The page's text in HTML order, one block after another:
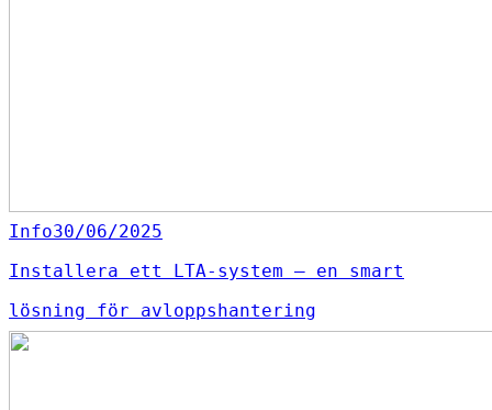
Info30/06/2025
Installera ett LTA-system – en smart
lösning för avloppshantering